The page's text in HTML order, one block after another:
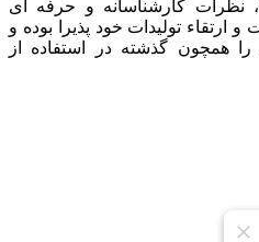
نظرات کارشناسانه و حرفه ای
ارتقاء تولیدات خود پذیرا بوده و
همچون گذشته در استفاده از